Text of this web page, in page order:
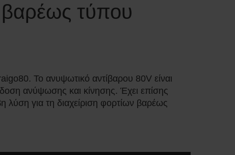
βαρέως τύπου
Το ανυψωτικό αντίβαρου 80V είναι
ανύψωσης και κίνησης. Έχει επίσης
λύση για τη διαχείριση φορτίων βαρέως